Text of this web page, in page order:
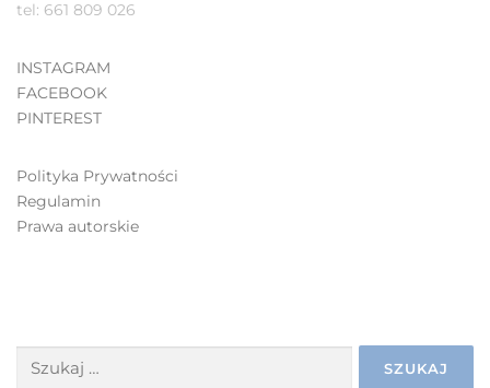
tel: 661 809 026
INSTAGRAM
FACEBOOK
PINTEREST
Polityka Prywatności
Regulamin
Prawa autorskie